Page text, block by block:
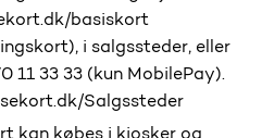
basiskort
i salgssteder, eller
11 33 33 (kun MobilePay).
Salgssteder